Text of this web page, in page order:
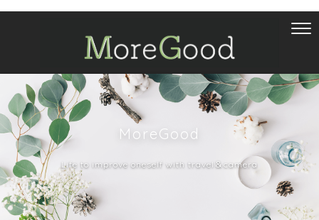
MoreGood
Life to improve oneself with travel＆camera